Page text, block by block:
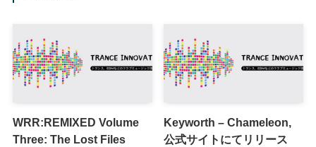
WRR:REMIXED Volume
Three: The Lost Files
Keyworth – Chameleon,
公式サイトにてリリース